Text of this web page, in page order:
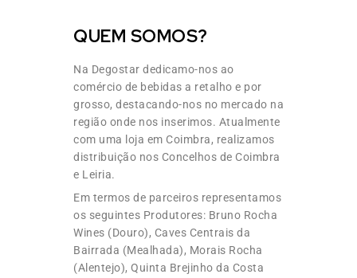
QUEM SOMOS?
Na Degostar dedicamo-nos ao
comércio de bebidas a retalho e por
grosso, destacando-nos no mercado na
região onde nos inserimos. Atualmente
com uma loja em Coimbra, realizamos
distribuição nos Concelhos de Coimbra
e Leiria.
Em termos de parceiros representamos
os seguintes Produtores: Bruno Rocha
Wines (Douro), Caves Centrais da
Bairrada (Mealhada), Morais Rocha
(Alentejo), Quinta Brejinho da Costa